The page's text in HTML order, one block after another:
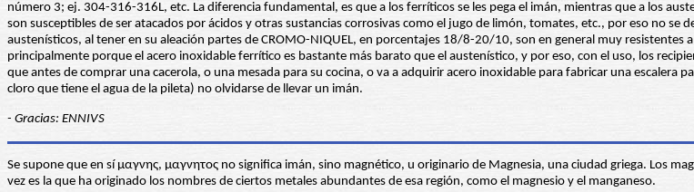
número 3; ej. 304-316-316L, etc. La diferencia fundamental, es que a los ferríticos se les pega el imán, mientras que a los
son susceptibles de ser atacados por ácidos y otras sustancias corrosivas como el jugo de limón, tomates, etc., por eso no se
austenísticos, al tener en su aleación partes de CROMO-NIQUEL, en porcentajes 18/8-20/10, son en general muy
principalmente porque el acero inoxidable ferrítico es bastante más barato que el austenístico, y por eso, con el uso, los
que antes de comprar una cacerola, o una mesada para su cocina, o va a adquirir acero inoxidable para fabricar una escalera
cloro que tiene el agua de la pileta) no olvidarse de llevar un imán.
- Gracias: ENNIVS
Se supone que en sí μαγνης, μαγνητος no significa imán, sino magnético, u originario de Magnesia, una ciudad griega. Los
vez es la que ha originado los nombres de ciertos metales abundantes de esa región, como el magnesio y el manganeso.